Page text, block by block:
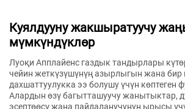
Куялдууну жакшыратуучу
мүмкүндүклөр
Луоқи Апплайенс газдык тандырлары
чейин жеткүзүшүнүң азырлыгын жана бир
дахшаттуулукка ээ болушу үчүн көптеген
Алардын өзү багытташуучу жанытыктар,
эсептөөсү жана пайдаланучунун ырысы